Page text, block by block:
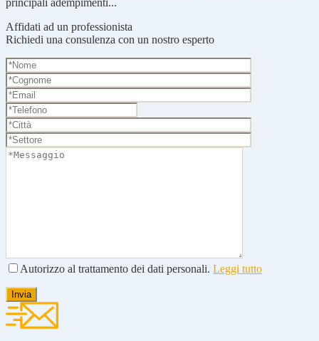
Affidati ad un professionista
Richiedi una consulenza con un nostro esperto
Autorizzo al trattamento dei dati personali. Leggi tutto